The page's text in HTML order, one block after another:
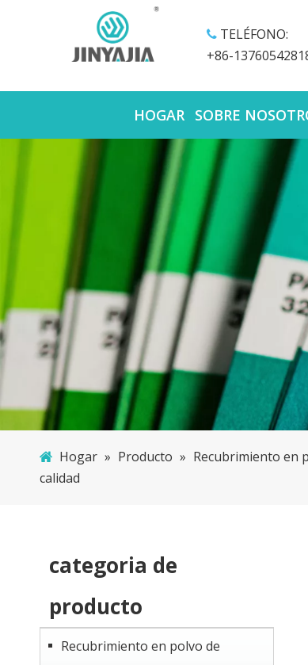
TELÉFONO:
+86-
HOGAR SOBRE
Hogar » Producto » Recubrimiento en
calidad
categoria de
producto
Recubrimiento en polvo de